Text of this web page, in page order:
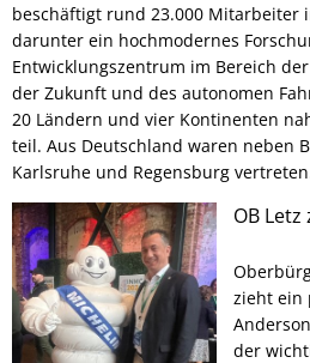
beschäftigt rund 23.000 Mitarbeiter
darunter ein hochmodernes
Entwicklungszentrum im Bereich
der Zukunft und des autonomen
20 Ländern und vier Kontinenten
teil. Aus Deutschland waren neben
Karlsruhe und Regensburg
OB
zieht ein
der